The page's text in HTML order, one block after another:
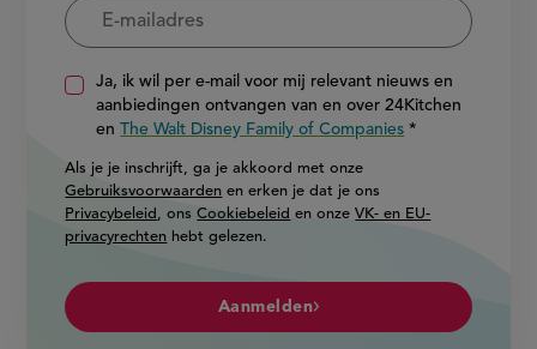
Ja, ik wil per e-mail voor mij relevant nieuws en
aanbiedingen ontvangen van en over 24Kitchen
enThe Walt Disney Family of Companies
Als je je inschrijft, ga je akkoord met onze
Gebruiksvoorwaarden en erken je dat je ons
Privacybeleid , onsCookiebeleid en onzeVK- en EU-
privacyrechten hebt gelezen.
Aanmelden